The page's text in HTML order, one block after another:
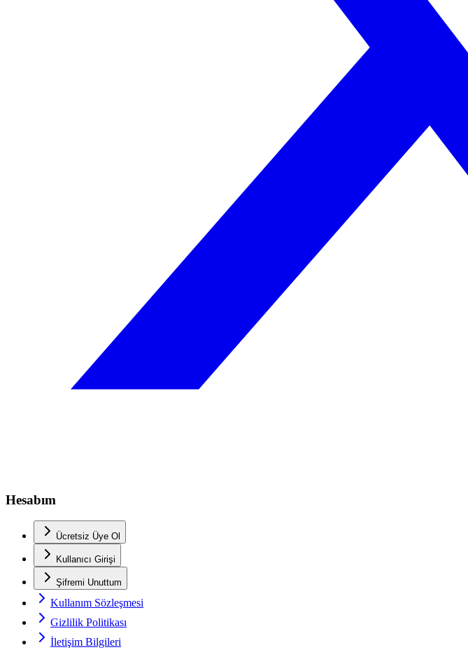
Hesabım
Ücretsiz Üye Ol
Kullanıcı Girişi
Şifremi Unuttum
Kullanım Sözleşmesi
Gizlilik Politikası
İletişim Bilgileri